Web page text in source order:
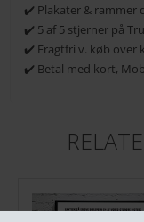
✔️ Plakater & rammer
✔️ 5 af 5 stjerner på
✔️ Fragtfri v. køb over
✔️ Betal med kort,